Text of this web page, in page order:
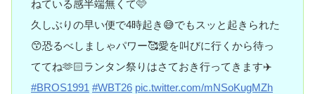
ねている感半端無くて🩷
久しぶりの早い便で4時起き😅でもスッと起きられた
😙恐るべしましゃパワー🥰愛を叫びに行くから待っ
ててね🫶🏻ランタン祭りはさておき行ってきます✈️
#BROS1991 #WBT26 pic.twitter.com/mNSoKugMZh